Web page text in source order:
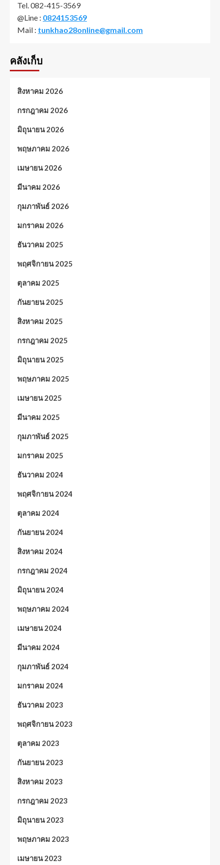
Tel. 082-415-3569
@Line : 0824153569
Mail : tunkhao28online@gmail.com
คลังเก็บ
สิงหาคม 2026
กรกฎาคม 2026
มิถุนายน 2026
พฤษภาคม 2026
เมษายน 2026
มีนาคม 2026
กุมภาพันธ์ 2026
มกราคม 2026
ธันวาคม 2025
พฤศจิกายน 2025
ตุลาคม 2025
กันยายน 2025
สิงหาคม 2025
กรกฎาคม 2025
มิถุนายน 2025
พฤษภาคม 2025
เมษายน 2025
มีนาคม 2025
กุมภาพันธ์ 2025
มกราคม 2025
ธันวาคม 2024
พฤศจิกายน 2024
ตุลาคม 2024
กันยายน 2024
สิงหาคม 2024
กรกฎาคม 2024
มิถุนายน 2024
พฤษภาคม 2024
เมษายน 2024
มีนาคม 2024
กุมภาพันธ์ 2024
มกราคม 2024
ธันวาคม 2023
พฤศจิกายน 2023
ตุลาคม 2023
กันยายน 2023
สิงหาคม 2023
กรกฎาคม 2023
มิถุนายน 2023
พฤษภาคม 2023
เมษายน 2023